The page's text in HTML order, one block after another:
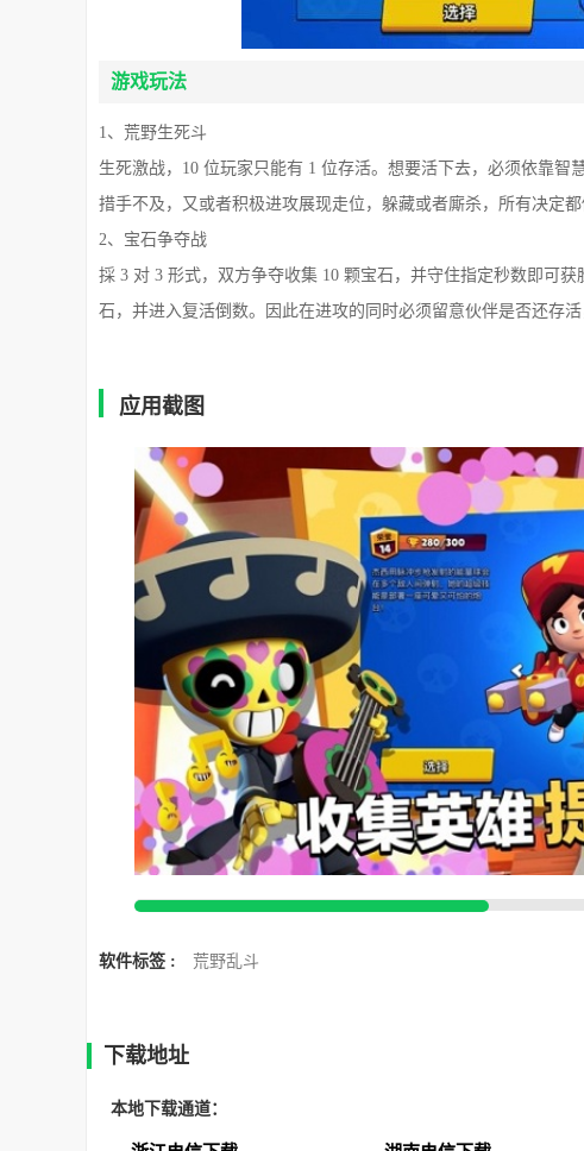
游戏玩法
1、荒野生死斗
生死激战，10 位玩家只能有 1 位存活。想要活下去，必须依靠
措手不及，又或者积极进攻展现走位，躲藏或者廝杀，所有决定都
2、宝石争夺战
採 3 对 3 形式，双方争夺收集 10 颗宝石，并守住指定秒数即可
石，并进入复活倒数。因此在进攻的同时必须留意伙伴是否还存活
应用截图
软件标签 : 荒野乱斗
下载地址
本地下载通道：